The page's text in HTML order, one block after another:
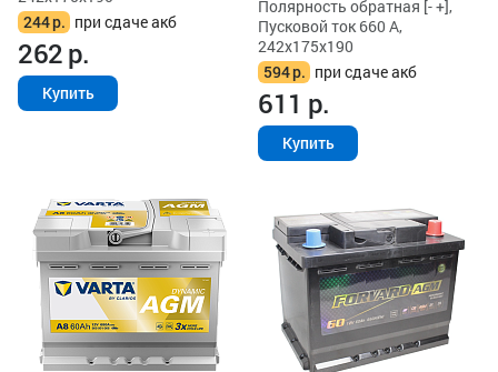
244р. при сдаче акб
262р.
Купить
Полярность обратная [- +],
Пусковой ток 660 А,
242x175x190
594р. при сдаче акб
611 р.
Купить